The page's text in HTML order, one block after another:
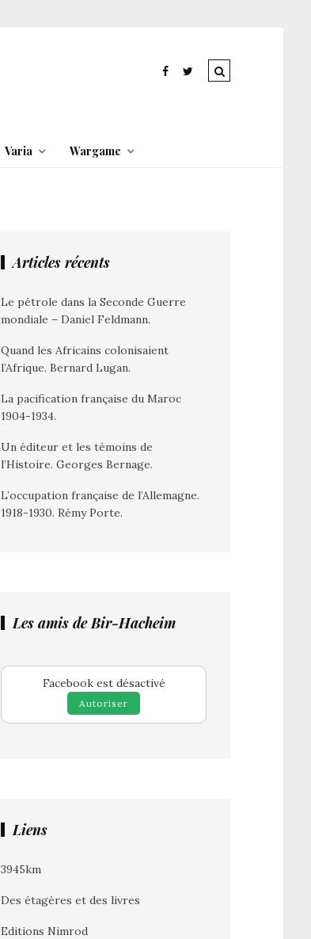
Varia Wargame
Articles récents
Le pétrole dans la Seconde Guerre
mondiale – Daniel Feldmann.
Quand les Africains colonisaient
l’Afrique. Bernard Lugan.
La pacification française du Maroc
1904-1934.
Un éditeur et les témoins de
l’Histoire. Georges Bernage.
L’occupation française de l’Allemagne.
1918-1930. Rémy Porte.
Les amis de Bir-Hacheim
Facebook est désactivé
Autoriser
Liens
3945km
Des étagères et des livres
Editions Nimrod